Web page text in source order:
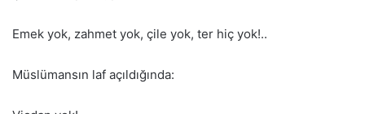
Emek yok, zahmet yok, çile yok, ter hiç yok!..
Müslümansın laf açıldığında: